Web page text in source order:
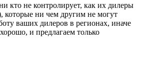
кто не контролирует, как их дилеры
которые ни чем другим не могут
ваших дилеров в регионах, иначе
и предлагаем только